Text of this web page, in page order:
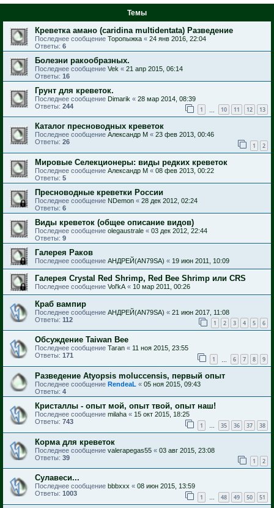
Темы
Креветка амано (caridina multidentata) Разведение
Последнее сообщение Торопыжка « 24 янв 2016, 22:04
Ответы: 6
Болезни ракообразных.
Последнее сообщение Vek « 21 апр 2015, 06:14
Ответы: 16
Грунт для креветок.
Последнее сообщение Dimarik « 28 мар 2014, 08:39
Ответы: 244 1 10 11 12 13
Каталог пресноводных креветок
Последнее сообщение Александр М « 23 фев 2013, 00:46
Ответы: 26 1 2
Мировые Селекционеры: виды редких креветок
Последнее сообщение Александр М « 08 фев 2013, 00:22
Ответы: 5
Пресноводные креветки России
Последнее сообщение NDemon « 28 дек 2012, 02:24
Ответы: 6
Виды креветок (общее описание видов)
Последнее сообщение olegaustrale « 03 дек 2012, 22:44
Ответы: 9
Галерея Раков
Последнее сообщение АНДРЕЙ(AN79SA) « 19 июн 2011, 10:09
Галерея Crystal Red Shrimp, Red Bee Shrimp или CRS
Последнее сообщение Vol'kA « 10 мар 2011, 00:26
Краб вампир
Последнее сообщение АНДРЕЙ(AN79SA) « 21 июн 2017, 11:08
Ответы: 112 1 2 3 4 5 6
Обсуждение Taiwan Bee
Последнее сообщение Taran « 11 ноя 2015, 23:55
Ответы: 171 1 6 7 8 9
Разведение Atyopsis moluccensis, первый опыт
Последнее сообщение RendeaL « 05 ноя 2015, 09:43
Ответы: 4
Кристаллы - опыт мой, опыт твой, опыт наш!
Последнее сообщение milaha « 15 окт 2015, 18:25
Ответы: 743 1 … 35 36 37 38
Корма для креветок
Последнее сообщение valerapegas55 « 03 авг 2015, 23:08
Ответы: 39 1 2
Сулавеси...
Последнее сообщение bbbxxx « 08 июн 2015, 13:59
Ответы: 1003 1 … 48 49 50 51